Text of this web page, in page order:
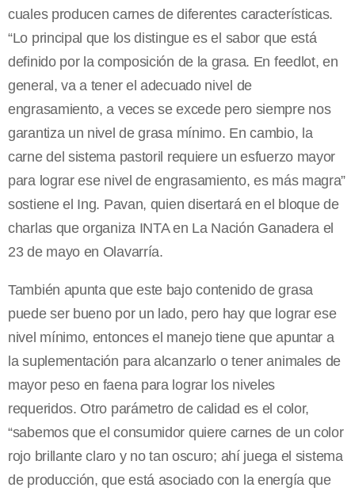
cuales producen carnes de diferentes características.
“Lo principal que los distingue es el sabor que está
definido por la composición de la grasa. En feedlot, en
general, va a tener el adecuado nivel de
engrasamiento, a veces se excede pero siempre nos
garantiza un nivel de grasa mínimo. En cambio, la
carne del sistema pastoril requiere un esfuerzo mayor
para lograr ese nivel de engrasamiento, es más magra”
sostiene el Ing. Pavan, quien disertará en el bloque de
charlas que organiza INTA en La Nación Ganadera el
23 de mayo en Olavarría.
También apunta que este bajo contenido de grasa
puede ser bueno por un lado, pero hay que lograr ese
nivel mínimo, entonces el manejo tiene que apuntar a
la suplementación para alcanzarlo o tener animales de
mayor peso en faena para lograr los niveles
requeridos. Otro parámetro de calidad es el color,
“sabemos que el consumidor quiere carnes de un color
rojo brillante claro y no tan oscuro; ahí juega el sistema
de producción, que está asociado con la energía que